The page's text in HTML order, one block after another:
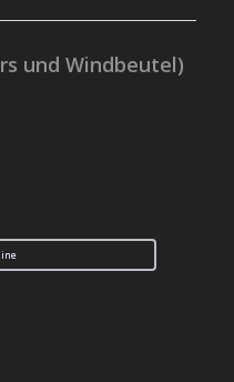
und Windbeutel)